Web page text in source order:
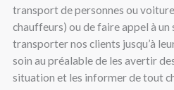
transport de personnes ou
chauffeurs) ou de faire appel à
transporter nos clients jusqu’à
soin au préalable de les avertir
situation et les informer de tout